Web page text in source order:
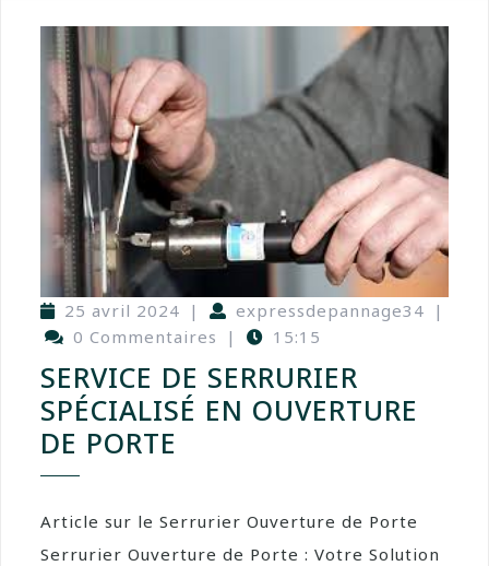
25 avril 2024 | expressdepannage34 |
0 Commentaires
| 15:15
SERVICE DE SERRURIER
SPÉCIALISÉ EN OUVERTURE
DE PORTE
Article sur le Serrurier Ouverture de Porte
Serrurier Ouverture de Porte : Votre Solution